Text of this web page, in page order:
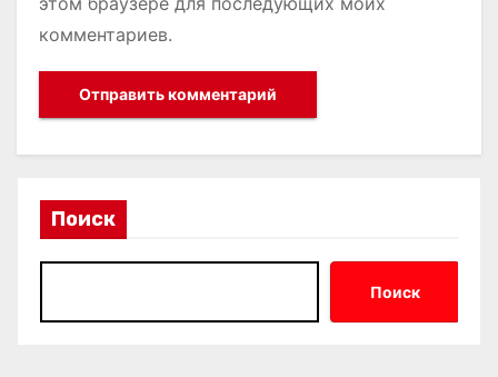
комментариев.
Поиск
Поиск